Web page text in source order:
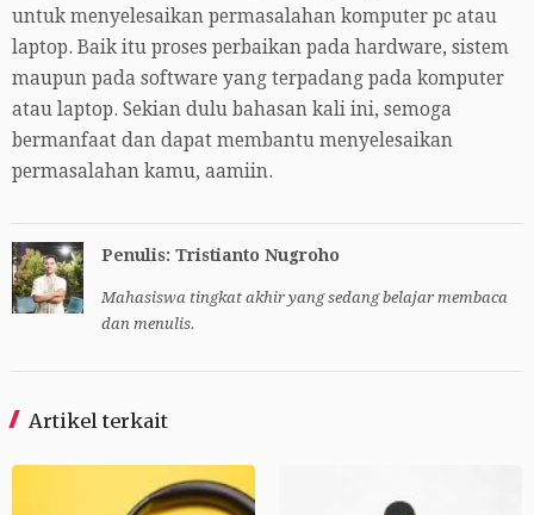
untuk menyelesaikan permasalahan komputer pc atau
laptop. Baik itu proses perbaikan pada hardware, sistem
maupun pada software yang terpadang pada komputer
atau laptop. Sekian dulu bahasan kali ini, semoga
bermanfaat dan dapat membantu menyelesaikan
permasalahan kamu, aamiin.
Penulis: Tristianto Nugroho
Mahasiswa tingkat akhir yang sedang belajar membaca
dan menulis.
Artikel terkait